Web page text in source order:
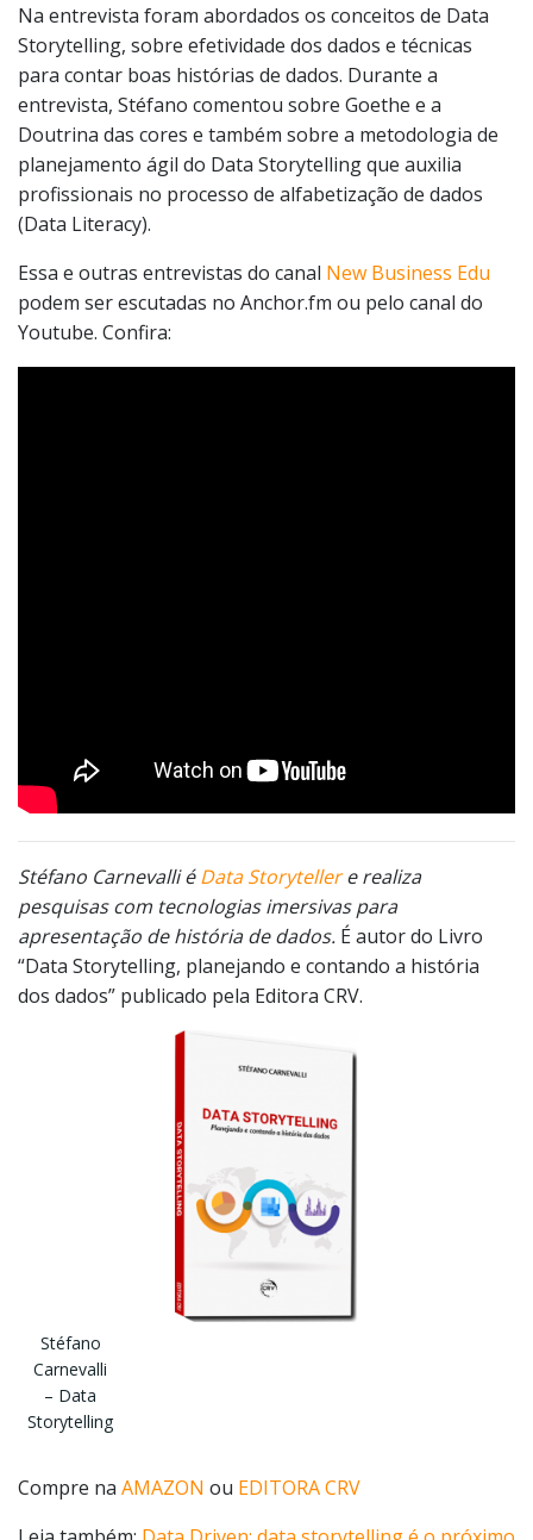
Na entrevista foram abordados os conceitos de Data
Storytelling, sobre efetividade dos dados e técnicas
para contar boas histórias de dados. Durante a
entrevista, Stéfano comentou sobre Goethe e a
Doutrina das cores e também sobre a metodologia de
planejamento ágil do Data Storytelling que auxilia
profissionais no processo de alfabetização de dados
(Data Literacy).
Essa e outras entrevistas do canal New Business Edu
podem ser escutadas no Anchor.fm ou pelo canal do
Youtube. Confira:
Stéfano Carnevalli éData Storytellere realiza
pesquisas com tecnologias imersivas para
apresentação de história de dados. É autor do Livro
“Data Storytelling, planejando e contando a história
dos dados” publicado pela Editora CRV.
Stéfano
Carnevalli
– Data
Storytelling
Compre na AMAZON ou EDITORA CRV